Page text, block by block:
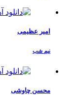
امیر عظیمی
نیم شب
محسن چاوشی